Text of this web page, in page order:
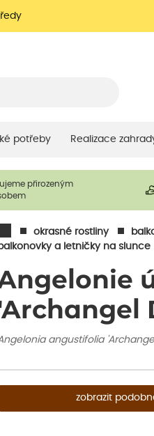
potřeby Realizace
přirozeným
okrasné rostliny
a letničky na slunce
angustifolia
zobrazit